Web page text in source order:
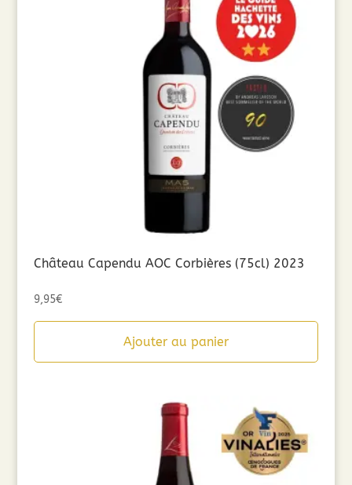
Château Capendu AOC Corbières (75cl) 2023
9,95€
Ajouter au panier